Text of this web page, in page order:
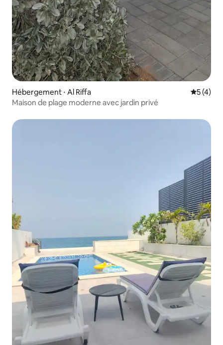
Hébergement ⋅ Al Riffa
5 (4)
Maison de plage moderne avec jardin privé